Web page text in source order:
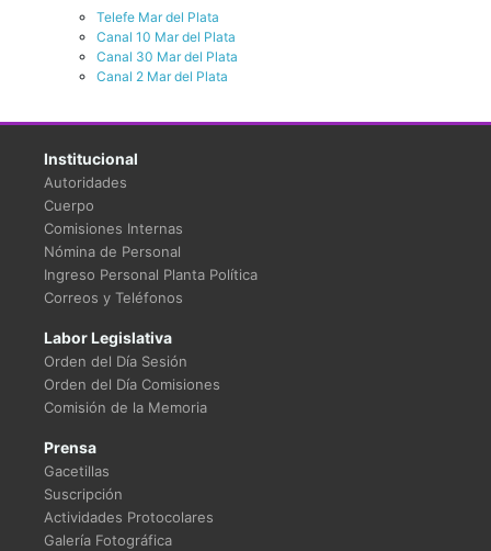
Telefe Mar del Plata
Canal 10 Mar del Plata
Canal 30 Mar del Plata
Canal 2 Mar del Plata
Institucional
Autoridades
Cuerpo
Comisiones Internas
Nómina de Personal
Ingreso Personal Planta Política
Correos y Teléfonos
Labor Legislativa
Orden del Día Sesión
Orden del Día Comisiones
Comisión de la Memoria
Prensa
Gacetillas
Suscripción
Actividades Protocolares
Galería Fotográfica